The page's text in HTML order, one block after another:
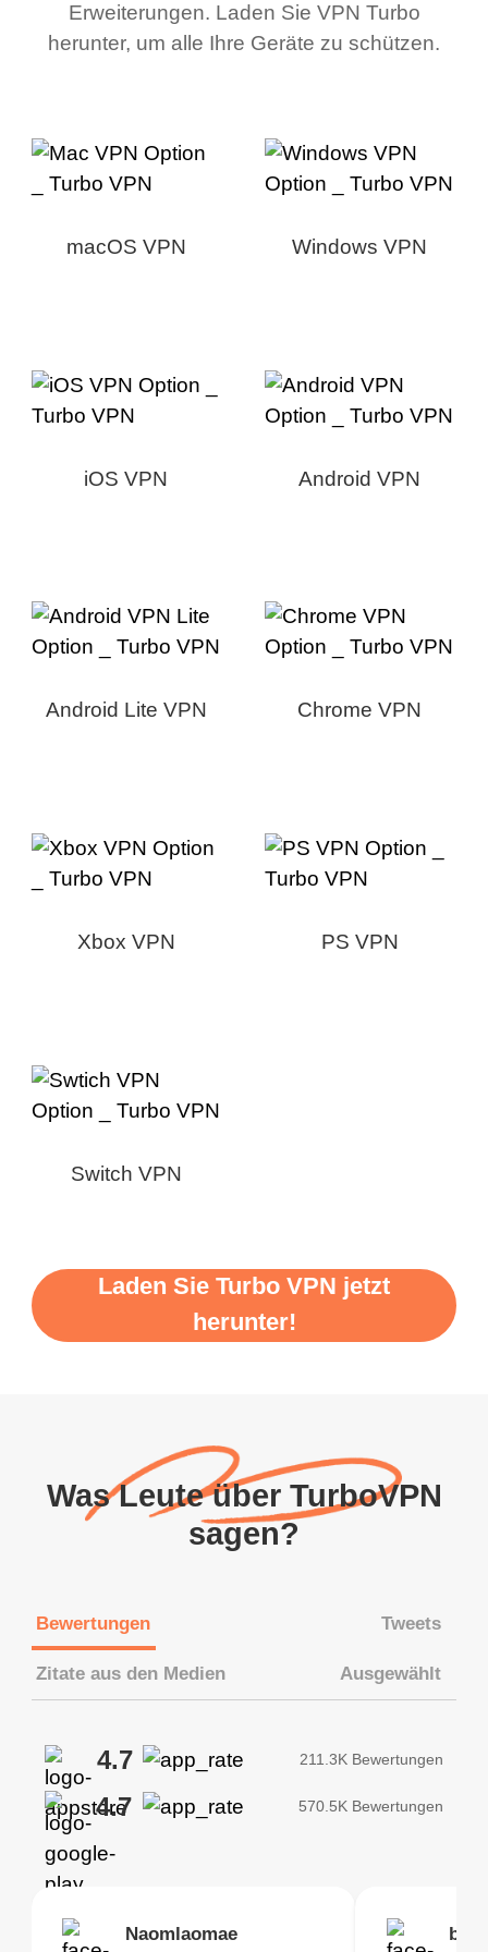
Erweiterungen. Laden Sie VPN Turbo
herunter, um alle Ihre Geräte zu schützen.
macOS VPN Windows VPN
iOS VPN Android VPN
Android Lite VPN Chrome VPN
Xbox VPN PS VPN
Switch VPN
Laden Sie Turbo VPN jetzt
herunter!
Was Leute über TurboVPN
sagen?
Bewertungen Tweets
Zitate aus den Medien Ausgewählt
4.7 211.3K Bewertungen
4.7 570.5K Bewertungen
Naomlaomae
Kirtisha Samant
Brias Foutrrrrrr